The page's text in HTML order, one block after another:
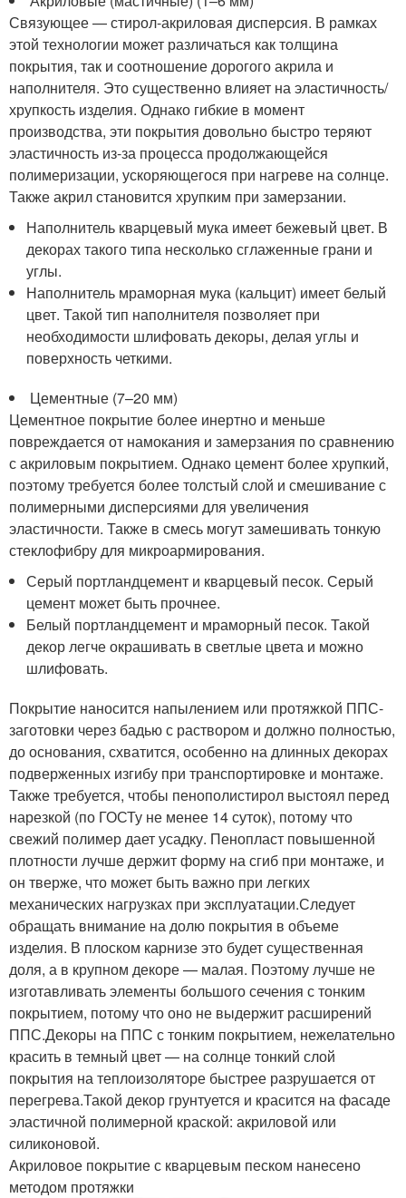
Связующее — стирол-акриловая дисперсия. В рамках
этой технологии может различаться как толщина
покрытия, так и соотношение дорогого акрила и
наполнителя. Это существенно влияет на эластичность/
хрупкость изделия. Однако гибкие в момент
производства, эти покрытия довольно быстро теряют
эластичность из-за процесса продолжающейся
полимеризации, ускоряющегося при нагреве на солнце.
Также акрил становится хрупким при замерзании.
Наполнитель кварцевый мука имеет бежевый цвет. В
декорах такого типа несколько сглаженные грани и
углы.
Наполнитель мраморная мука (кальцит) имеет белый
цвет. Такой тип наполнителя позволяет при
необходимости шлифовать декоры, делая углы и
поверхность четкими.
Цементные (7–20 мм)
Цементное покрытие более инертно и меньше
повреждается от намокания и замерзания по сравнению
с акриловым покрытием. Однако цемент более хрупкий,
поэтому требуется более толстый слой и смешивание с
полимерными дисперсиями для увеличения
эластичности. Также в смесь могут замешивать тонкую
стеклофибру для микроармирования.
Серый портландцемент и кварцевый песок. Серый
цемент может быть прочнее.
Белый портландцемент и мраморный песок. Такой
декор легче окрашивать в светлые цвета и можно
шлифовать.
Покрытие наносится напылением или протяжкой ППС-
заготовки через бадью с раствором и должно полностью,
до основания, схватится, особенно на длинных декорах
подверженных изгибу при транспортировке и монтаже.
Также требуется, чтобы пенополистирол выстоял перед
нарезкой (по ГОСТу не менее 14 суток), потому что
свежий полимер дает усадку. Пенопласт повышенной
плотности лучше держит форму на сгиб при монтаже, и
он тверже, что может быть важно при легких
механических нагрузках при эксплуатации.Следует
обращать внимание на долю покрытия в объеме
изделия. В плоском карнизе это будет существенная
доля, а в крупном декоре — малая. Поэтому лучше не
изготавливать элементы большого сечения с тонким
покрытием, потому что оно не выдержит расширений
ППС.Декоры на ППС с тонким покрытием, нежелательно
красить в темный цвет — на солнце тонкий слой
покрытия на теплоизоляторе быстрее разрушается от
перегрева.Такой декор грунтуется и красится на фасаде
эластичной полимерной краской: акриловой или
силиконовой.
Акриловое покрытие с кварцевым песком нанесено
методом протяжки